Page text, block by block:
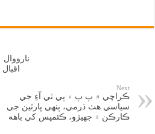
Next
ڪراچي ۾ پ پ ۽ پي ٽي آءِ جي
سياسي هٺ ڌرمي، ٻنهي پارٽين جي
ڪارڪن ۾ جهيڙو، ڪئمپس کي باهه